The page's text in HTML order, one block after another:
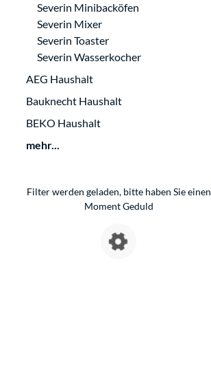
Severin Minibacköfen
Severin Mixer
Severin Toaster
Severin Wasserkocher
AEG Haushalt
Bauknecht Haushalt
BEKO Haushalt
mehr...
Filter werden geladen, bitte haben Sie einen
Moment Geduld